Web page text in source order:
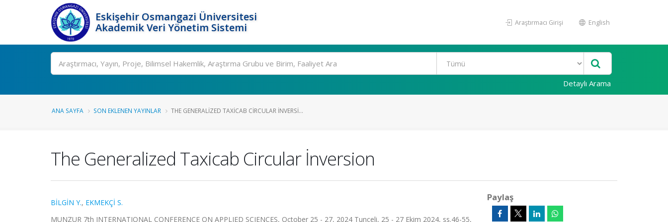
Eskişehir Osmangazi Üniversitesi
Akademik Veri Yönetim Sistemi
Araştırmacı Girişi English
Ara
Detaylı Arama
ANA SAYFA SON EKLENEN YAYINLAR THE GENERALIZED TAXICAB CIRCULAR İNVERSI...
The Generalized Taxicab Circular İnversion
BİLGİN Y., EKMEKÇİ S.
MUNZUR 7th INTERNATIONAL CONFERENCE ON APPLIED SCIENCES, October 25 - 27, 2024 Tunceli, 25 - 27 Ekim 2024, ss.46-55,
Paylaş